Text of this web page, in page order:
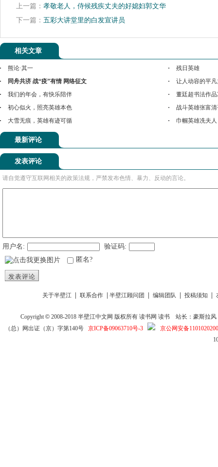
上一篇： 孝敬老人，侍候残疾丈夫的好媳妇郭文华
下一篇： 五彩大讲堂里的白发宣讲员
相关文章
熊论·其一
残日英雄
同舟共济 战“疫”有情 网络征文
让人动容的平
我们的年会，有快乐陪伴
董廷超书法作
初心似火，照亮英雄本色
战斗英雄张富
大雪无痕，英雄有迹可循
巾帼英雄冼夫人
最新评论
发表评论
请自觉遵守互联网相关的政策法规，严禁发布色情、暴力、反动的言论。
用户名:
验证码:
匿名?
发表评论
关于半壁江 联系合作 半壁江顾问团 编辑团队 投稿须知
Copyright © 2008-2018半壁江中文网 版权所有读书网 读书
站长：豪斯拉风
（总）网出证（京）字第140号 京ICP备09063710号-3
京公网安备